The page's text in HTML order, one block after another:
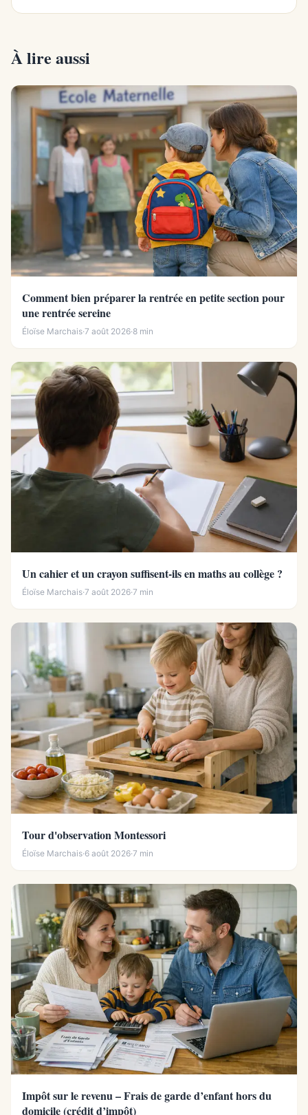
À lire aussi
Comment bien préparer la rentrée en petite section pour
une rentrée sereine
Éloïse Marchais·7 août 2026·8 min
Un cahier et un crayon suffisent-ils en maths au collège ?
Éloïse Marchais·7 août 2026·7 min
Tour d'observation Montessori
Éloïse Marchais·6 août 2026·7 min
Impôt sur le revenu – Frais de garde d’enfant hors du
domicile (crédit d’impôt)